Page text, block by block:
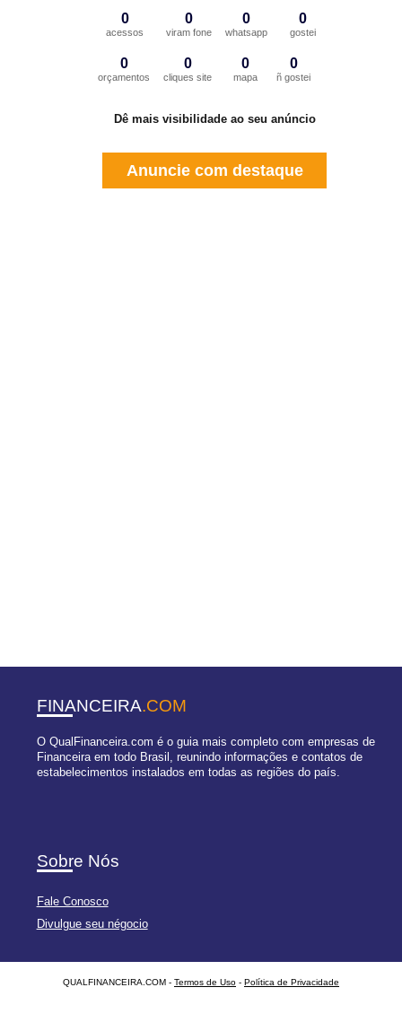
0
acessos
0
viram fone
0
whatsapp
0
gostei
0
orçamentos
0
cliques site
0
mapa
0
ñ gostei
Dê mais visibilidade ao seu anúncio
Anuncie com destaque
FINANCEIRA.COM
O QualFinanceira.com é o guia mais completo com empresas de
Financeira em todo Brasil, reunindo informações e contatos de
estabelecimentos instalados em todas as regiões do país.
Sobre Nós
Fale Conosco
Divulgue seu négocio
QUALFINANCEIRA.COM - Termos de Uso - Política de Privacidade